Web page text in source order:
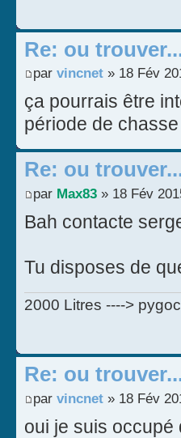
Re: ou
par vincnet » 18 Fév
ça pourrais être
période de chasse
Re: ou
par Max83 » 18 Fév
Bah contacte
Tu disposes de
2000 Litres ---->
Re: ou
par vincnet » 18 Fév
oui je suis occupé